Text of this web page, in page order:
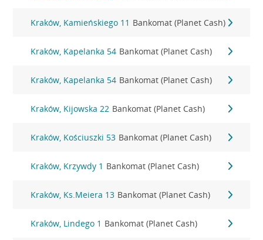
Kraków, Kamieńskiego 11 Bankomat (Planet Cash)
Kraków, Kapelanka 54 Bankomat (Planet Cash)
Kraków, Kapelanka 54 Bankomat (Planet Cash)
Kraków, Kijowska 22 Bankomat (Planet Cash)
Kraków, Kościuszki 53 Bankomat (Planet Cash)
Kraków, Krzywdy 1 Bankomat (Planet Cash)
Kraków, Ks.Meiera 13 Bankomat (Planet Cash)
Kraków, Lindego 1 Bankomat (Planet Cash)